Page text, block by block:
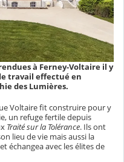
à Ferney-Voltaire il y
travail effectué en
des Lumières.
Voltaire fit construire pour y
un refuge fertile depuis
Traité sur la Tolérance. Ils ont
lieu de vie mais aussi la
échangea avec les élites de